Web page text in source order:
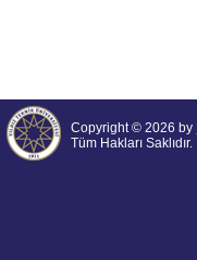
Copyright © 2026 by
Tüm Hakları Saklıdır.